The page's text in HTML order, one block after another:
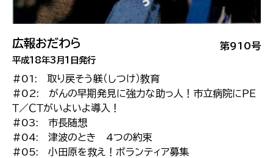
第910号
広報おだわら
平成18年3月1日発行
#01: 取り戻そう躾（しつけ）教育
#02: がんの早期発見に強力な助っ人！市立病院にＰＥ
Ｔ／ＣＴがいよいよ導入！
#03: 市長随想
#04: 津波のとき 4つの約束
#05: 小田原を救え！ボランティア募集